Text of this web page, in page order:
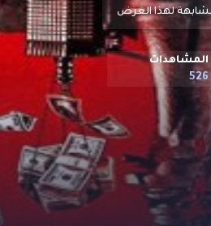
لهذا العرض
المشاهدات
526